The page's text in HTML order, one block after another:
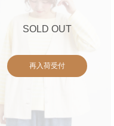
SOLD OUT
再入荷受付